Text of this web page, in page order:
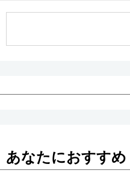
あなたにおすすめ